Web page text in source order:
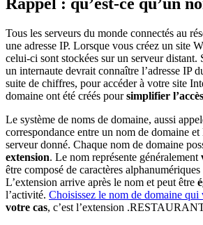
Rappel : qu’est-ce qu’un
Tous les serveurs du monde connectés au
une adresse IP. Lorsque vous créez un site
celui-ci sont stockées sur un serveur distant.
un internaute devrait connaître l’adresse IP
suite de chiffres, pour accéder à votre site
domaine ont été créés poursimplifier l’accès
Le système de noms de domaine, aussi
correspondance entre un nom de domaine et
serveur donné. Chaque nom de domaine
extension. Le nom représente généralement
être composé de caractères
L’extension arrive après le nom et peut être
l’activité. Choisissez le nom de domaine qui
votre cas, c’est l’extension